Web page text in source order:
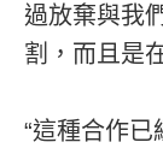
過放棄與我
割，而且是
“這種合作